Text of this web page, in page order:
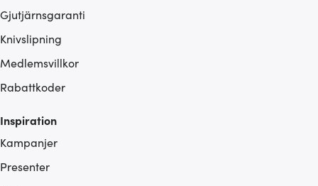
Gjutjärnsgaranti
Knivslipning
Medlemsvillkor
Rabattkoder
Inspiration
Kampanjer
Presenter